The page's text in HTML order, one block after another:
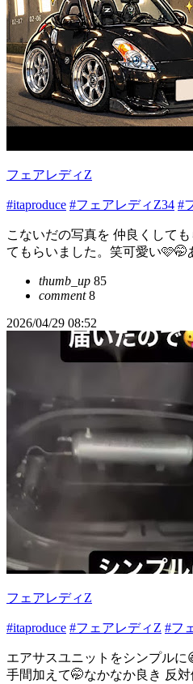
フェアレディZ
#itaproduce #フェアレディZ34 #
こないだの写真を 仲良くして
てもらいました。笑可愛い🩷🤭
thumb_up 85
comment8
2026/04/29 08:52
フェアレディZ
#itaproduce #フェアレディZ #フ
エアサスユニットをシンプル
手間加えて🤭なかなか良き 反